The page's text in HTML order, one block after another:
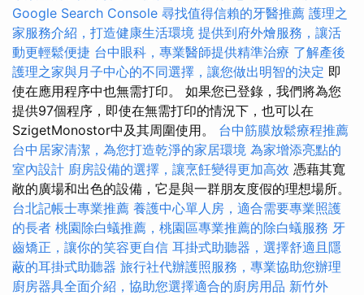
Google Search Console 尋找值得信賴的牙醫推薦 護理之
家服務介紹，打造健康生活環境 提供到府外燴服務，讓活
動更輕鬆便捷 台中眼科，專業醫師提供精準治療 了解產後
護理之家與月子中心的不同選擇，讓您做出明智的決定 即
使在應用程序中也無需打印。 如果您已登錄，我們將為您
提供97個程序，即使在無需打印的情況下，也可以在
SzigetMonostor中及其周圍使用。 台中筋膜放鬆療程推薦
台中居家清潔，為您打造乾淨的家居環境 為家增添亮點的
室內設計 廚房設備的選擇，讓烹飪變得更加高效 憑藉其寬
敞的廣場和出色的設備，它是與一群朋友度假的理想場所。
台北記帳士專業推薦 養護中心單人房，適合需要專業照護
的長者 桃園除白蟻推薦，桃園區專業推薦的除白蟻服務 牙
齒矯正，讓你的笑容更自信 耳掛式助聽器，選擇舒適且隱
蔽的耳掛式助聽器 旅行社代辦護照服務，專業協助您辦理
廚房器具全面介紹，協助您選擇適合的廚房用品 新竹外